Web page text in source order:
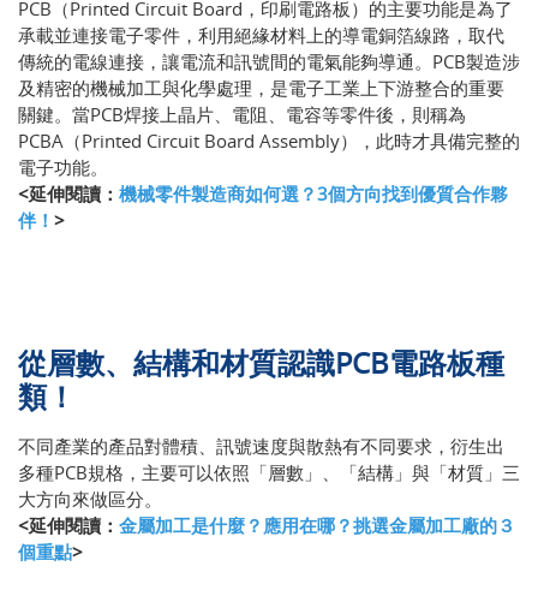
PCB（Printed Circuit Board，印刷電路板）的主要功能是為了
承載並連接電子零件，利用絕緣材料上的導電銅箔線路，取代
傳統的電線連接，讓電流和訊號間的電氣能夠導通。PCB製造涉
及精密的機械加工與化學處理，是電子工業上下游整合的重要
關鍵。當PCB焊接上晶片、電阻、電容等零件後，則稱為
PCBA（Printed Circuit Board Assembly），此時才具備完整的
電子功能。
<延伸閱讀： 機械零件製造商如何選？3個方向找到優質合作夥
伴！ >
從層數、結構和材質認識PCB電路板種
類！
不同產業的產品對體積、訊號速度與散熱有不同要求，衍生出
多種PCB規格，主要可以依照「層數」、「結構」與「材質」三
大方向來做區分。
<延伸閱讀： 金屬加工是什麼？應用在哪？挑選金屬加工廠的３
個重點>